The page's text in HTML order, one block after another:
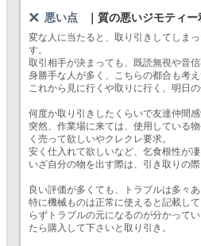
悪い点 ｜質の悪いジモティ
変な人に当たると、取り引きしてしま
す。
取引相手が決まっても、既読無視や音信
身勝手な人が多く、こちらの都合も考え
これから見に行くや取りに行く、明日
何度か取り引きしたくらいで友達仲間感
突然、作業場に来ては、使用している
く売って欲しいやクレクレ要求。
安く仕入れて欲しいなど、乞食根性が凄
いざ自分の物を出す際は、引き取りの際
良い評価が多くても、トラブルは多々あ
特に機械ものは正常に使えると記載し
らずトラブルの元になるのが分かって
たら購入して下さいと取り引き。